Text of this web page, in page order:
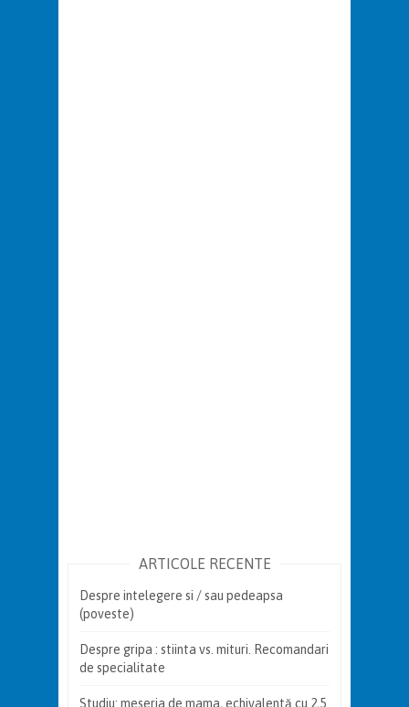
ARTICOLE RECENTE
Despre intelegere si / sau pedeapsa
(poveste)
Despre gripa : stiinta vs. mituri. Recomandari
de specialitate
Studiu: meseria de mama, echivalentă cu 2,5